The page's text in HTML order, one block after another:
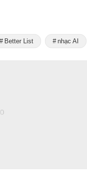
Better List nhạc AI